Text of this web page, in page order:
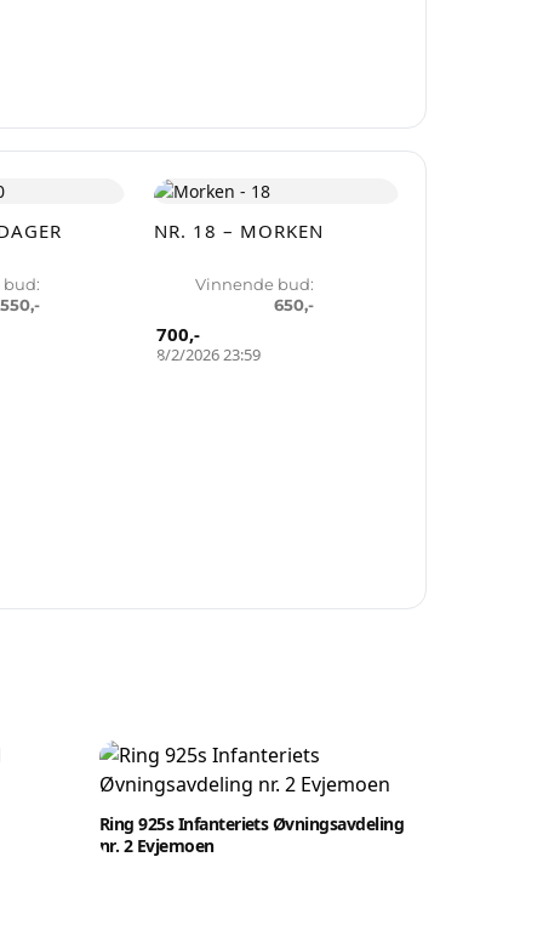
550,-
NR. 18 – MORKEN
Vinnende bud:
650,-
8/2/2026 23:59
700,-
Ring 925s Infanteriets Øvningsavdeling
nr. 2 Evjemoen